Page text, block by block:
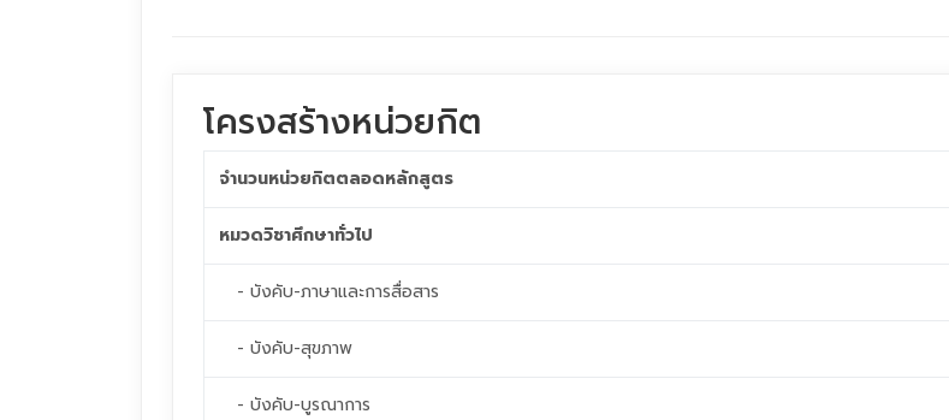
โครงสร้างหน่วยกิต
จำนวนหน่วยกิตตลอดหลักสูตร
หมวดวิชาศึกษาทั่วไป
- บังคับ-ภาษาและการสื่อสาร
- บังคับ-สุขภาพ
- บังคับ-บูรณาการ